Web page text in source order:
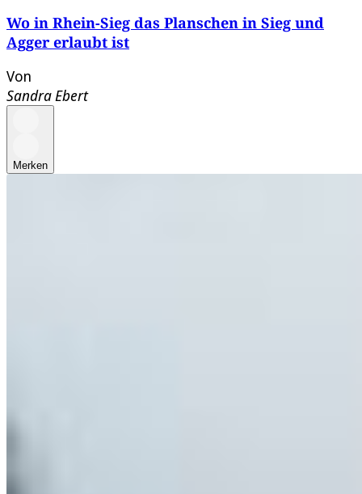
Wo in Rhein-Sieg das Planschen in Sieg und
Agger erlaubt ist
Von
Sandra Ebert
Merken